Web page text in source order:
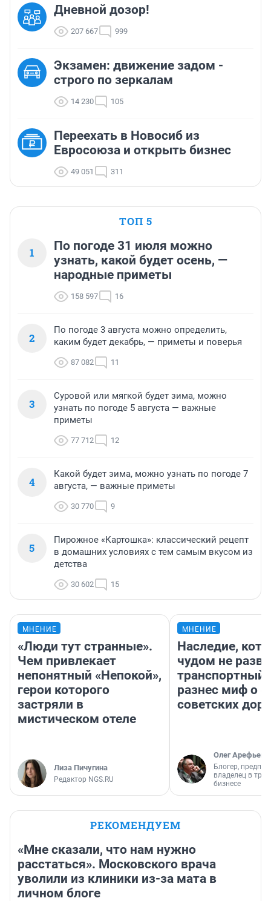
Дневной дозор!
207 667 999
Экзамен: движение задом -
строго по зеркалам
14 230 105
Переехать в Новосиб из
Евросоюза и открыть бизнес
49 051 311
ТОП 5
1
По погоде 31 июля можно
узнать, какой будет осень, —
народные приметы
158 597 16
2
По погоде 3 августа можно определить,
каким будет декабрь, — приметы и поверья
87 082 11
3
Суровой или мягкой будет зима, можно
узнать по погоде 5 августа — важные
приметы
77 712 12
4
Какой будет зима, можно узнать по погоде 7
августа, — важные приметы
30 770 9
5
Пирожное «Картошка»: классический рецепт
в домашних условиях с тем самым вкусом из
детства
30 602 15
МНЕНИЕ
«Люди тут странные».
Чем привлекает
непонятный «Непокой»,
герои которого
застряли в
мистическом отеле
Лиза Пичугина
Редактор NGS.RU
МНЕНИЕ
Наследие,
чудом не
транспортный
разнес миф о
советских
Олег Арефьев
Блогер,
владелец в
бизнесе
РЕКОМЕНДУЕМ
«Мне сказали, что нам нужно
расстаться». Московского врача
уволили из клиники из-за мата в
личном блоге